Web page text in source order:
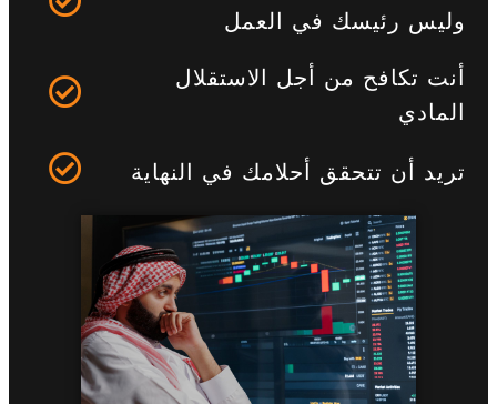
وليس رئيسك في العمل
أنت تكافح من أجل الاستقلال
المادي
تريد أن تتحقق أحلامك في النهاية